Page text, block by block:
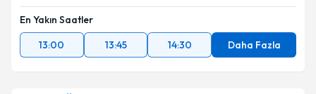
En Yakın Saatler
13:00
13:45 14:30 Daha Fazla